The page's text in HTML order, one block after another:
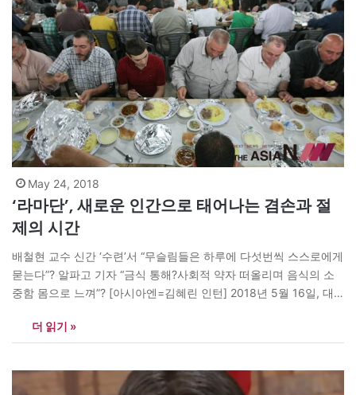
May 24, 2018
‘라마단’, 새로운 인간으로 태어나는 겸손과 절
제의 시간
배철현 교수 신간 ‘수련’서 “무슬림들은 하루에 다섯번씩 스스로에게
묻는다”? 알파고 기자 “금식 통해?사회적 약자 떠올리며 음식의 소
중함 몸으로 느껴”? [아시아엔=김혜린 인턴] 2018년 5월 16일, 대
림들에게 이날은 해가 떠있는 시간 동안 의무적으로 금식하는 한달
간의 긴 여정, ‘라마단’의 시작이었다. 라마단은 ‘뜨거운/ 불로 태
더 읽기 »